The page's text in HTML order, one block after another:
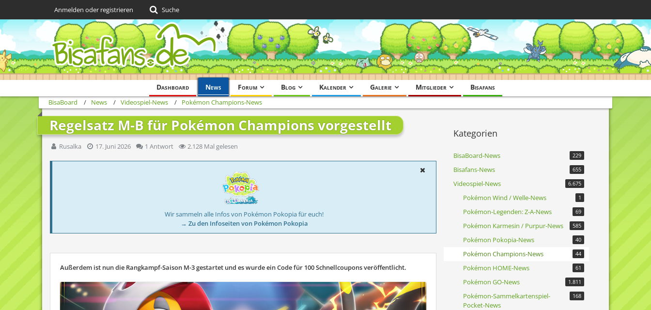
Dashboard News Forum Blog Kalender Galerie Mitglieder Bisafans
Anmelden oder registrieren Suche
BisaBoard News Videospiel-News Pokémon Champions-News
Regelsatz M-B für Pokémon Champions vorgestellt
Rusalka 17. Juni 2026 1 Antwort 2.128 Mal gelesen
Wir sammeln alle Infos von Pokémon Pokopia für euch!
→ Zu den Infoseiten von Pokémon Pokopia
Außerdem ist nun die Rangkampf-Saison M-3 gestartet und es wurde ein Code für 100 Schnellcoupons veröffentlicht.
Kategorien
BisaBoard-News 229
Bisafans-News 655
Videospiel-News 6.675
Pokémon Wind / Welle-News 1
Pokémon-Legenden: Z-A-News 69
Pokémon Karmesin / Purpur-News 585
Pokémon Pokopia-News 40
Pokémon Champions-News 44
Pokémon HOME-News 61
Pokémon GO-News 1.811
Pokémon-Sammelkartenspiel-
Pocket-News
168